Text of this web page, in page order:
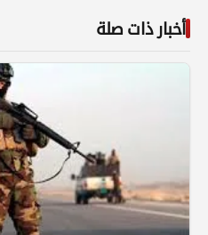
أخبار ذات صلة